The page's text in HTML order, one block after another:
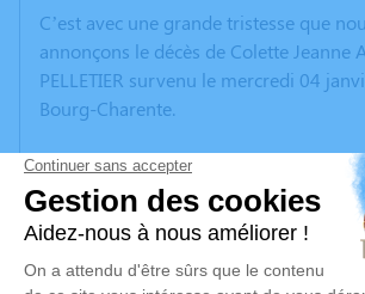
C’est avec une grande tristesse que
annonçons le décès de Colette Jeanne
PELLETIER survenu le mercredi 04
Bourg-Charente.
Nous vous invitons à utiliser cet espace
vos condoléances, partager des
anecdote ou exprimer vos pensées à
poèmes ou des textes. Cet endroit est
d'expression dédié à honorer la